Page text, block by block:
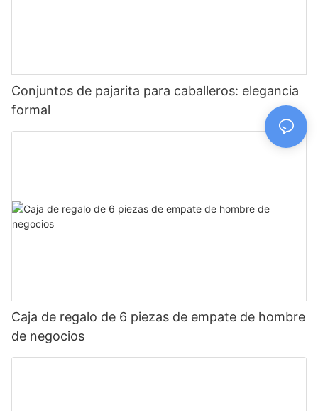
Conjuntos de pajarita para caballeros: elegancia
formal
Caja de regalo de 6 piezas de empate de hombre
de negocios